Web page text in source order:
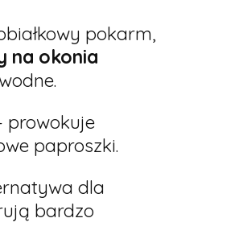
pokarm,
na okonia
prowokuje
paproszki.
dla
bardzo